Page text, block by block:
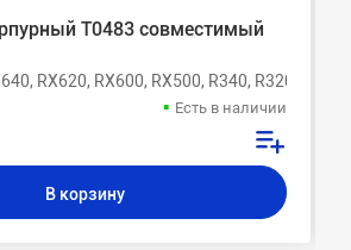
T0483 совместимый
RX620, RX600, RX500, R340, R320, R300,
Есть в наличии
В корзину